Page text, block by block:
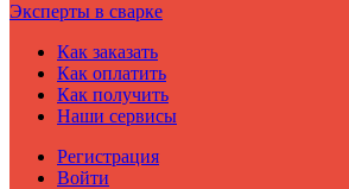
Эксперты в сварке
Как заказать
Как оплатить
Как получить
Наши сервисы
Регистрация
Войти